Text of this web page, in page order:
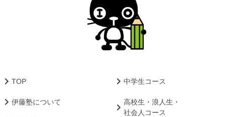
TOP
伊藤塾について
中学生コース
高校生・浪人生・
社会人コース